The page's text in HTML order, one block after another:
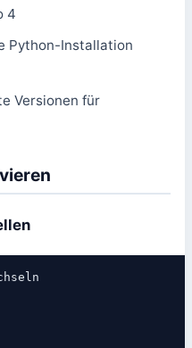
4
Python-Installation
Versionen für